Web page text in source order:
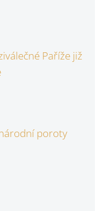
Paříže již
poroty